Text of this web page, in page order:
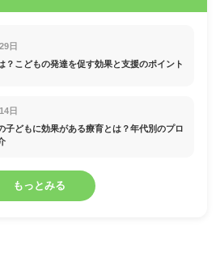
日
？こどもの発達を促す効果と支援のポイント
日
子どもに効果がある療育とは？年代別のプロ
もっとみる